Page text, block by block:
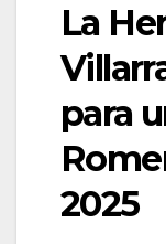
La
para
2025